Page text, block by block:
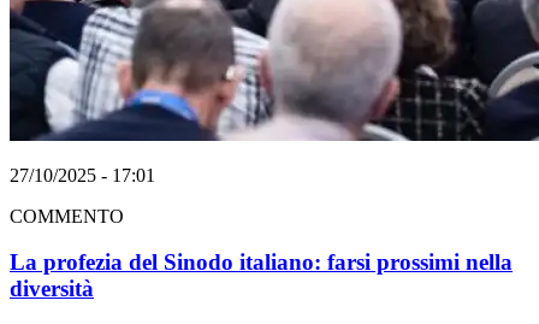
27/10/2025 - 17:01
COMMENTO
La profezia del Sinodo italiano: farsi prossimi nella
diversità